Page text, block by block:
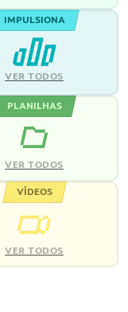
IMPULSIONA
VER TODOS
PLANILHAS
VER TODOS
VÍDEOS
VER TODOS